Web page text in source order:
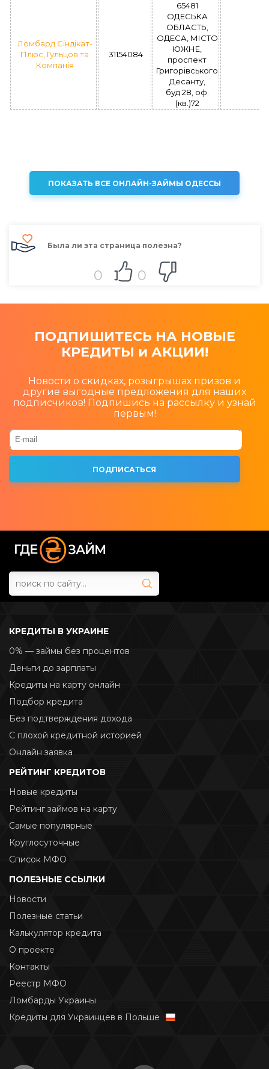
Ломбард Сіндікат-
Плюс, Гульцов та
Компанія
31154084
65481
ОДЕСЬКА
ОБЛАСТЬ,
ОДЕСА, МІСТО
ЮЖНЕ,
проспект
Григорівського
Десанту,
буд.28, оф.
(кв.)72
ПОКАЗАТЬ ВСЕ ОНЛАЙН-ЗАЙМЫ ОДЕССЫ
Была ли эта страница полезна?
0 0
ПОДПИШИТЕСЬ НА НОВЫЕ
КРЕДИТЫ и АКЦИИ!
Новости о скидках, розыгрышах призов и
другие выгодные предложения для наших
подписчиков! Подпишись на рассылку и узнай
первым!
КРЕДИТЫ В УКРАИНЕ
0% — займы без процентов
Деньги до зарплаты
Кредиты на карту онлайн
Подбор кредита
Без подтверждения дохода
С плохой кредитной историей
Онлайн заявка
РЕЙТИНГ КРЕДИТОВ
Новые кредиты
Рейтинг займов на карту
Самые популярные
Круглосуточные
Список МФО
ПОЛЕЗНЫЕ ССЫЛКИ
Новости
Полезные статьи
Калькулятор кредита
О проекте
Контакты
Реестр МФО
Ломбарды Украины
Кредиты для Украинцев в Польше